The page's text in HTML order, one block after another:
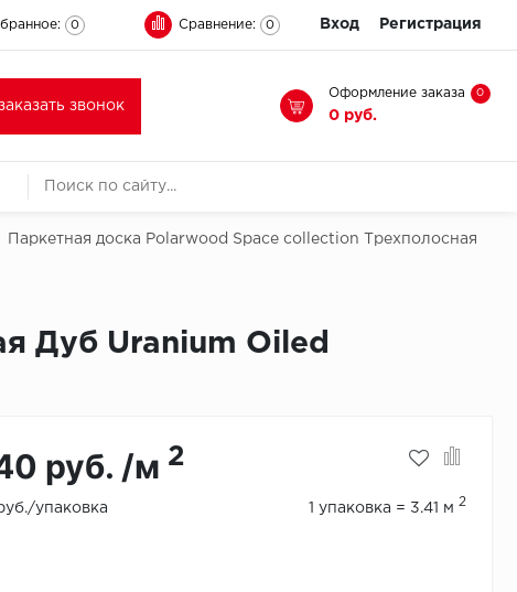
0 Сравнение: 0 Вход Регистрация
звонок
Оформление заказа 0
0 руб.
Паркетная доска Polarwood Space collection Трехполосная
Дуб Uranium Oiled
руб. /м 2
упаковка 1 упаковка = 3.41 м 2